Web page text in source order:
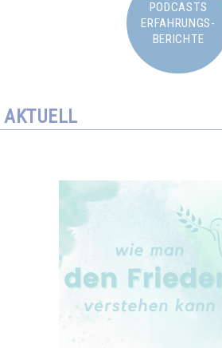
PODCASTS
ERFAHRUNGS-
BERICHTE
AKTUELL